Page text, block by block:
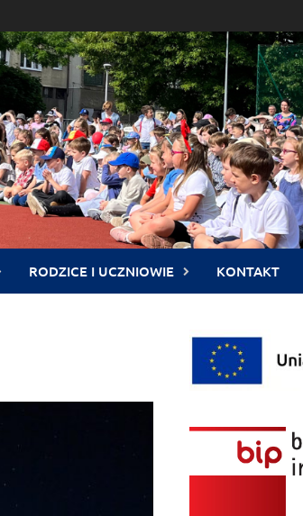
RODZICE I UCZNIOWIE KONTAKT